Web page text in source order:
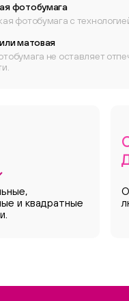
фотобумага
фотобумага с
матовая
не оставляет
и квадратные